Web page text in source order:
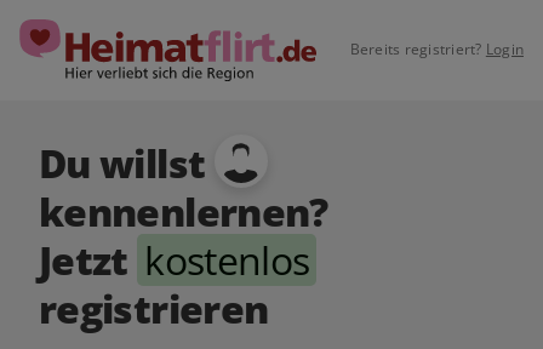
Bereits registriert? Login
Du willst
kennenlernen?
Jetzt kostenlos
registrieren